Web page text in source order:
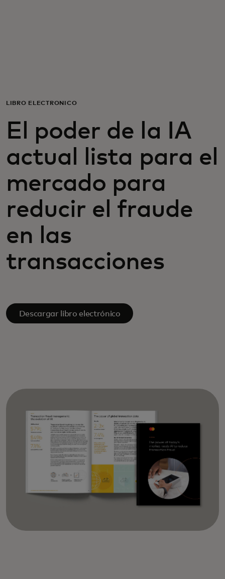
Noticias y tendencias
LIBRO ELECTRÓNICO
El poder de la IA
actual lista para el
mercado para
reducir el fraude
en las
transacciones
Descargar libro electrónico